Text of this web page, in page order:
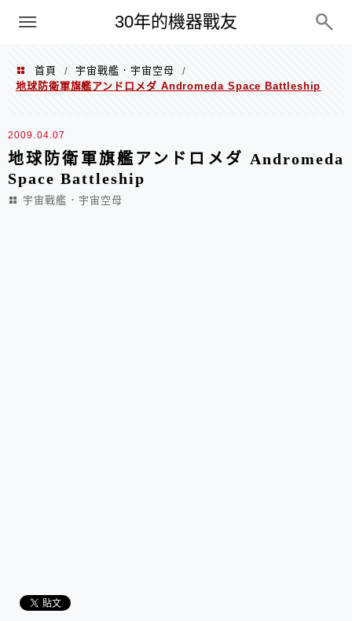
30年的機器戰友
PC
首頁 / 宇宙戰艦．宇宙空母
/
地球防衛軍旗艦アンドロメダ Andromeda Space Battleship
2009.04.07
地球防衛軍旗艦アンドロメダ Andromeda
Space Battleship
宇宙戰艦．宇宙空母